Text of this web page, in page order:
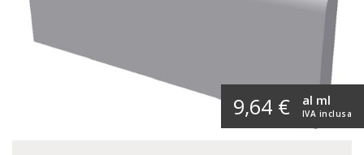
9,64 € IVA inclusa
al ml